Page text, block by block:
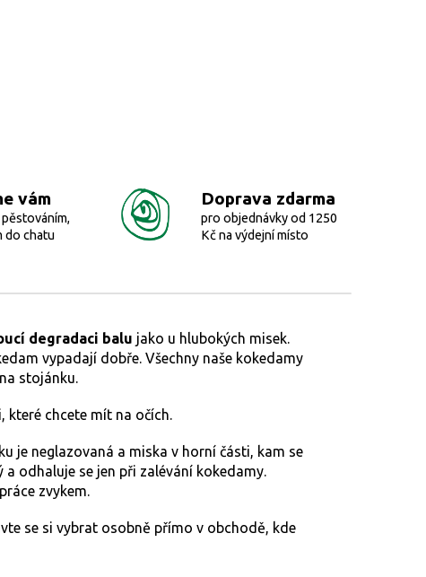
vám
do chatu
Doprava zdarma
pro objednávky od 1250
Kč na výdejní místo
degradaci balu jako u hlubokých misek.
vypadají dobře. Všechny naše kokedamy
stojánku.
které chcete mít na očích.
je neglazovaná a miska v horní části, kam se
a odhaluje se jen při zalévání kokedamy.
zvykem.
se si vybrat osobně přímo v obchodě, kde